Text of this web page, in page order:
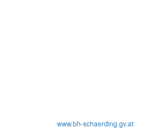
www.bh-schaerding.gv.at